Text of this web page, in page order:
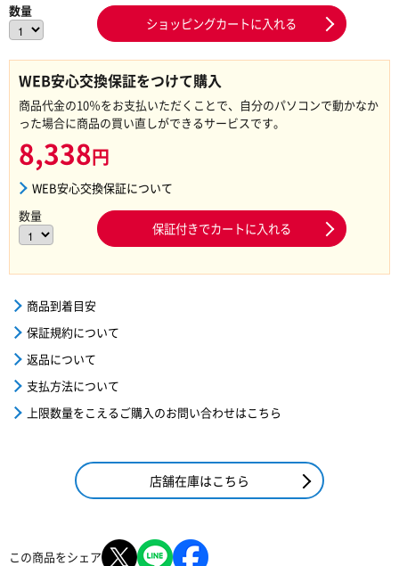
数量
ショッピングカートに入れる
WEB安心交換保証をつけて購入
商品代金の10％をお支払いただくことで、自分のパソコンで動かなか
った場合に商品の買い直しができるサービスです。
8,338円
WEB安心交換保証について
数量
保証付きでカートに入れる
商品到着目安
保証規約について
返品について
支払方法について
上限数量をこえるご購入のお問い合わせはこちら
店舗在庫はこちら
この商品をシェア